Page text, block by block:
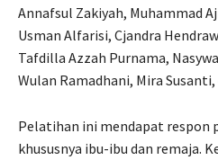
Annafsul Zakiyah, Muhammad
Usman Alfarisi, Cjandra
Tafdilla Azzah Purnama,
Wulan Ramadhani, Mira
Pelatihan ini mendapat respon
khususnya ibu-ibu dan remaja.